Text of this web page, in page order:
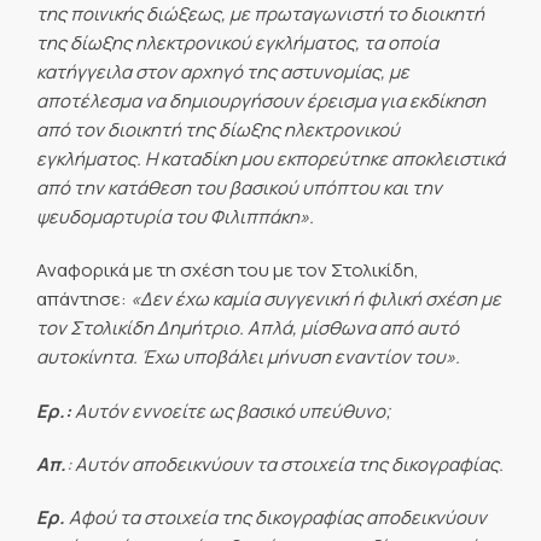
της ποινικής διώξεως, με πρωταγωνιστή το διοικητή
της δίωξης ηλεκτρονικού εγκλήματος, τα οποία
κατήγγειλα στον αρχηγό της αστυνομίας, με
αποτέλεσμα να δημιουργήσουν έρεισμα για εκδίκηση
από τον διοικητή της δίωξης ηλεκτρονικού
εγκλήματος. Η καταδίκη μου εκπορεύτηκε αποκλειστικά
από την κατάθεση του βασικού υπόπτου και την
ψευδομαρτυρία του Φιλιππάκη».
Αναφορικά με τη σχέση του με τον Στολικίδη,
απάντησε: «Δεν έχω καμία συγγενική ή φιλική σχέση με
τον Στολικίδη Δημήτριο. Απλά, μίσθωνα από αυτό
αυτοκίνητα. Έχω υποβάλει μήνυση εναντίον του».
Ερ.:Αυτόν εννοείτε ως βασικό υπεύθυνο;
Απ.: Αυτόν αποδεικνύουν τα στοιχεία της δικογραφίας.
Ερ.Αφού τα στοιχεία της δικογραφίας αποδεικνύουν